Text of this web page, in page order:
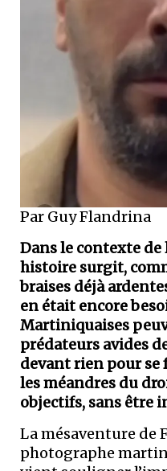
Par Guy Flandrina
Dans le contexte de
histoire surgit,
braises déjà
en était encore
Martiniquaises
prédateurs avides
devant rien pour se
les méandres du
objectifs, sans être
La mésaventure de
photographe